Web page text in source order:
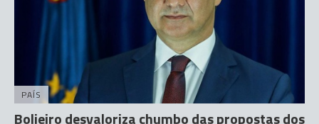
PAÍS
Bolieiro desvaloriza chumbo das propostas dos